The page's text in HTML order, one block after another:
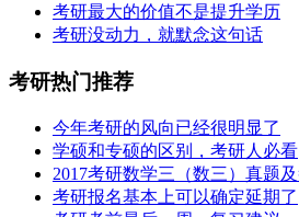
考研最大的价值不是提升学历
考研没动力，就默念这句话
考研热门推荐
今年考研的风向已经很明显了
学硕和专硕的区别，考研人必看
2017考研数学三（数三）真题
考研报名基本上可以确定延期了